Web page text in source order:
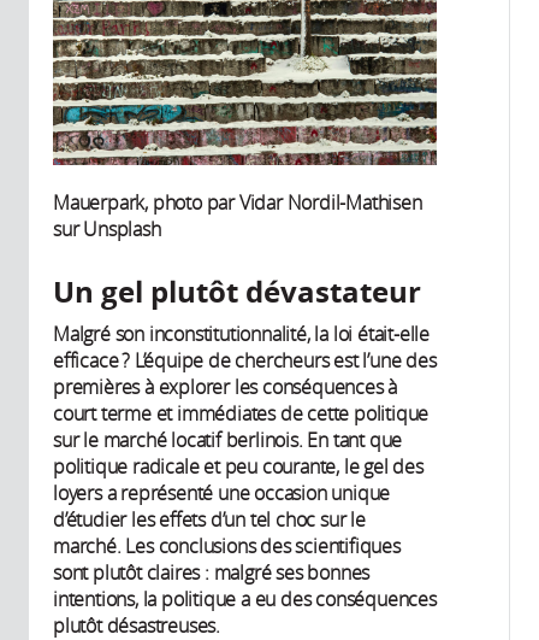
Mauerpark, photo par Vidar Nordil-Mathisen
sur Unsplash
Un gel plutôt dévastateur
Malgré son inconstitutionnalité, la loi était-elle
efficace ? L’équipe de chercheurs est l’une des
premières à explorer les conséquences à
court terme et immédiates de cette politique
sur le marché locatif berlinois. En tant que
politique radicale et peu courante, le gel des
loyers a représenté une occasion unique
d’étudier les effets d’un tel choc sur le
marché. Les conclusions des scientifiques
sont plutôt claires : malgré ses bonnes
intentions, la politique a eu des conséquences
plutôt désastreuses.